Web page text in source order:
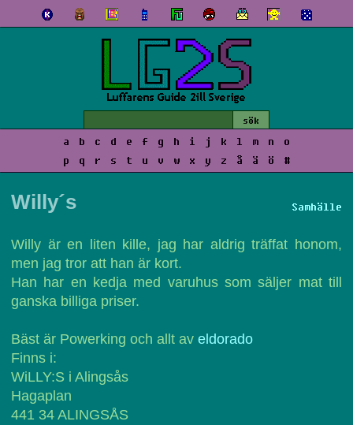
a b c d e f g h i j k l m n
o
p
q r s t u v w x y z å ä ö #
Samhälle
Willy´s
Willy är en liten kille, jag har aldrig träffat honom,
men jag tror att han är kort.
Han har en kedja med varuhus som säljer mat till
ganska billiga priser.
Bäst är Powerking och allt av eldorado
Finns i:
WiLLY:S i Alingsås
Hagaplan
441 34 ALINGSÅS